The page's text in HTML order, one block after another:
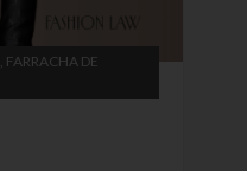
FARRACHA DE